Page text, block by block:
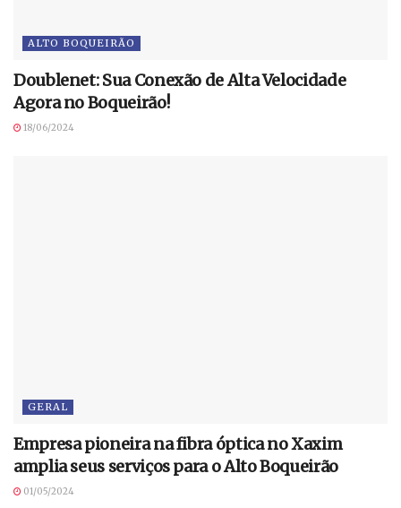
ALTO BOQUEIRÃO
Doublenet: Sua Conexão de Alta Velocidade
Agora no Boqueirão!
18/06/2024
GERAL
Empresa pioneira na fibra óptica no Xaxim
amplia seus serviços para o Alto Boqueirão
01/05/2024